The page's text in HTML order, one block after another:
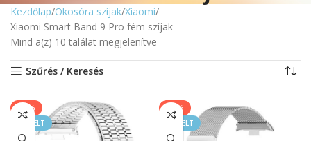
Kezdőlap Okosóra szíjak Xiaomi
Xiaomi Smart Band 9 Pro fém szíjak
Mind a(z) 10 találat megjelenítve
Szűrés / Keresés
-20%
KIEMELT
-25%
KIEMELT